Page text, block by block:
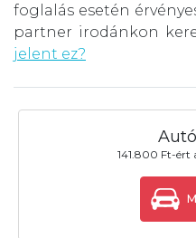
foglalás esetén
partner irodánkon
jelent ez?
141.800 Ft-ért